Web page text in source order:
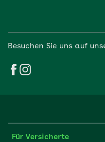
Besuchen Sie uns auf
Für Versicherte